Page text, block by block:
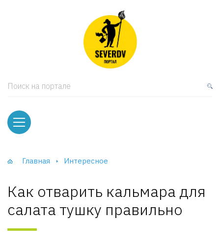
Поиск на портале
Главная Интересное
Как отварить кальмара для
салата тушку правильно
и тумбы